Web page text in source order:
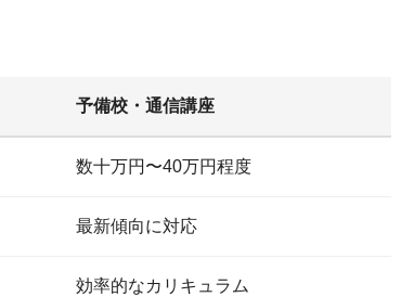
予備校・通信講座
数十万円〜40万円程度
最新傾向に対応
効率的なカリキュラム